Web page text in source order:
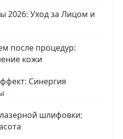
2026: Уход за Лицом и
после процедур:
кожи
Синергия
шлифовки: